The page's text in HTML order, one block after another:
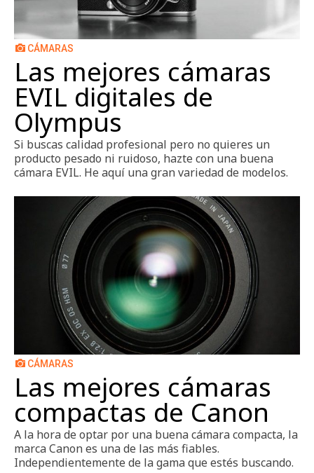
CÁMARAS
Las mejores cámaras
EVIL digitales de
Olympus
Si buscas calidad profesional pero no quieres un
producto pesado ni ruidoso, hazte con una buena
cámara EVIL. He aquí una gran variedad de modelos.
CÁMARAS
Las mejores cámaras
compactas de Canon
A la hora de optar por una buena cámara compacta, la
marca Canon es una de las más fiables.
Independientemente de la gama que estés buscando.